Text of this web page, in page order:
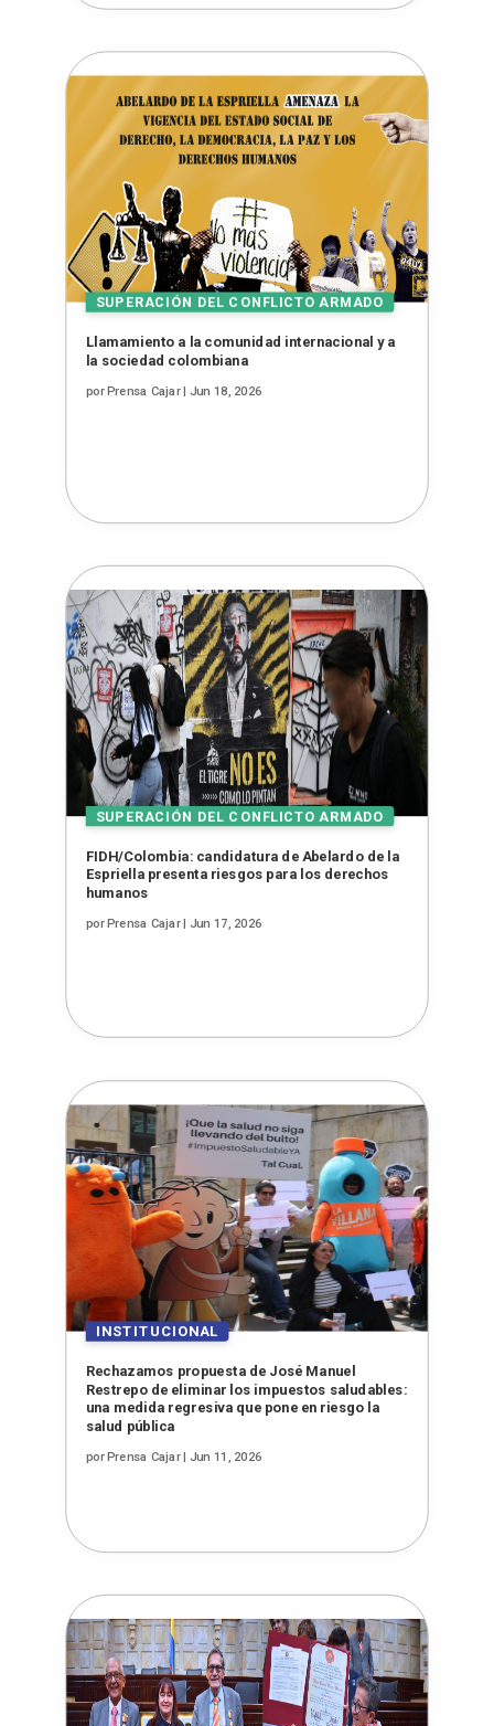
Llamamiento a la comunidad internacional y a
la sociedad colombiana
porPrensa Cajar| Jun 18, 2026
FIDH/Colombia: candidatura de Abelardo de la
Espriella presenta riesgos para los derechos
humanos
por Prensa Cajar| Jun 17, 2026
Rechazamos propuesta de José Manuel
Restrepo de eliminar los impuestos saludables:
una medida regresiva que pone en riesgo la
salud pública
porPrensa Cajar| Jun 11, 2026